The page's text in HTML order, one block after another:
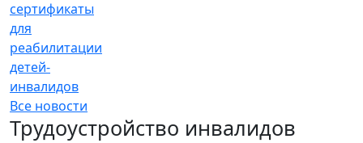
сертификаты
для
реабилитации
детей-
инвалидов
Все новости
Трудоустройство инвалидов